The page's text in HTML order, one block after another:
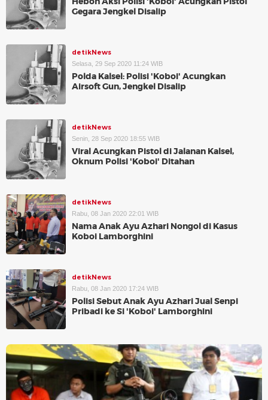
Gegara Jengkel Disalip
detikNews
Selasa, 29 Sep 2020 11:24 WIB
Polda Kalsel: Polisi 'Koboi' Acungkan
Airsoft Gun, Jengkel Disalip
detikNews
Senin, 28 Sep 2020 18:55 WIB
Viral Acungkan Pistol di Jalanan Kalsel,
Oknum Polisi 'Koboi' Ditahan
detikNews
Rabu, 08 Jan 2020 22:01 WIB
Nama Anak Ayu Azhari Nongol di Kasus
Koboi Lamborghini
detikNews
Rabu, 08 Jan 2020 17:24 WIB
Polisi Sebut Anak Ayu Azhari Jual Senpi
Pribadi ke Si 'Koboi' Lamborghini